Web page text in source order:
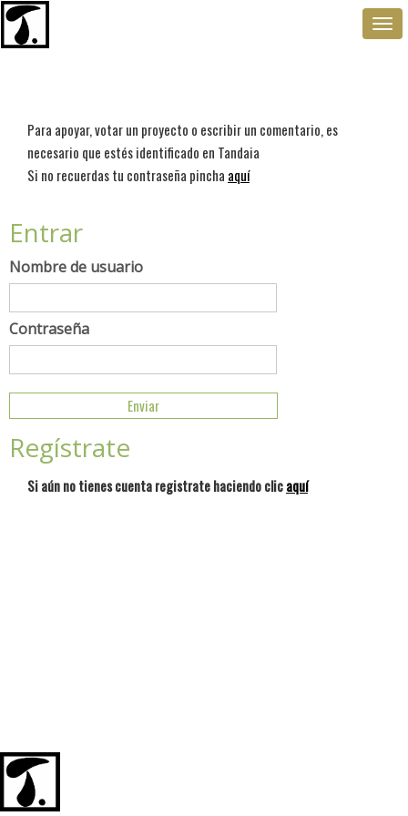
Para apoyar, votar un proyecto o escribir un comentario, es
necesario que estés identificado en Tandaia
Si no recuerdas tu contraseña pincha aquí
Entrar
Nombre de usuario
Contraseña
Regístrate
Si aún no tienes cuenta registrate haciendo clicaquí